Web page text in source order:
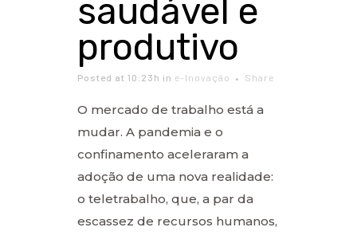
saudável e
produtivo
Posted at 10:23h in e-Inovação Share
O mercado de trabalho está a
mudar. A pandemia e o
confinamento aceleraram a
adoção de uma nova realidade:
o teletrabalho, que, a par da
escassez de recursos humanos,